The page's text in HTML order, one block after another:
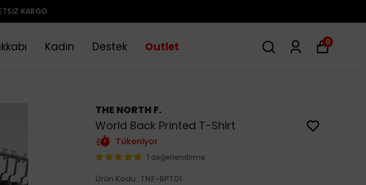
KARGO
Kadın Destek Outlet 0
THE NORTH F.
World Back Printed T-Shirt
Tükeniyor
1 değerlendirme
Ürün Kodu: TNF-BPT01